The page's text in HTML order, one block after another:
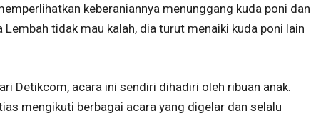
keberaniannya menunggang kuda poni dan
tidak mau kalah, dia turut menaiki kuda poni lain
Detikcom, acara ini sendiri dihadiri oleh ribuan anak.
mengikuti berbagai acara yang digelar dan selalu